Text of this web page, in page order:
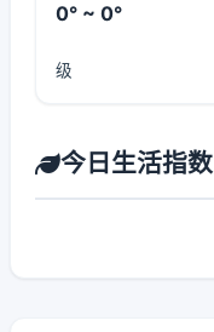
0° ~ 0°
级
今日生活指数